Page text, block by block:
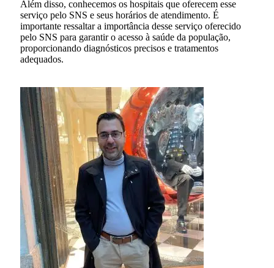
Além disso, conhecemos os hospitais que oferecem esse
serviço pelo SNS e seus horários de atendimento. É
importante ressaltar a importância desse serviço oferecido
pelo SNS para garantir o acesso à saúde da população,
proporcionando diagnósticos precisos e tratamentos
adequados.